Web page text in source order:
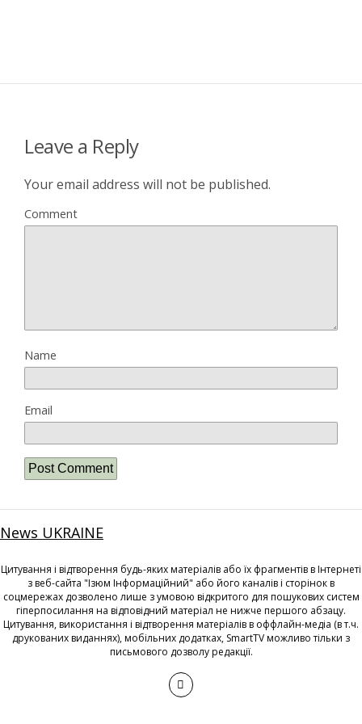
Leave a Reply
Your email address will not be published.
Comment
Name
Email
News UKRAINE
Цитування і відтворення будь-яких матеріалів або їх фрагментів в Інтернеті
з веб-сайта "Ізюм Інформаційний" або його каналів і сторінок в
соцмережах дозволено лише з умовою відкритого для пошукових систем
гіперпосилання на відповідний матеріал не нижче першого абзацу.
Цитування, використання і відтворення матеріалів в оффлайн-медіа (в т.ч.
друкованих виданнях), мобільних додатках, SmartTV можливо тільки з
письмового дозволу редакції.